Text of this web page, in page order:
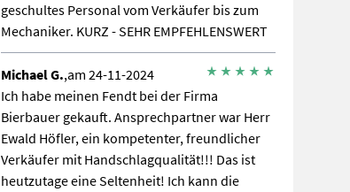
geschultes Personal vom Verkäufer bis zum
Mechaniker. KURZ - SEHR EMPFEHLENSWERT
Michael G.,am 24-11-2024
Ich habe meinen Fendt bei der Firma
Bierbauer gekauft. Ansprechpartner war Herr
Ewald Höfler, ein kompetenter, freundlicher
Verkäufer mit Handschlagqualität!!! Das ist
heutzutage eine Seltenheit! Ich kann die